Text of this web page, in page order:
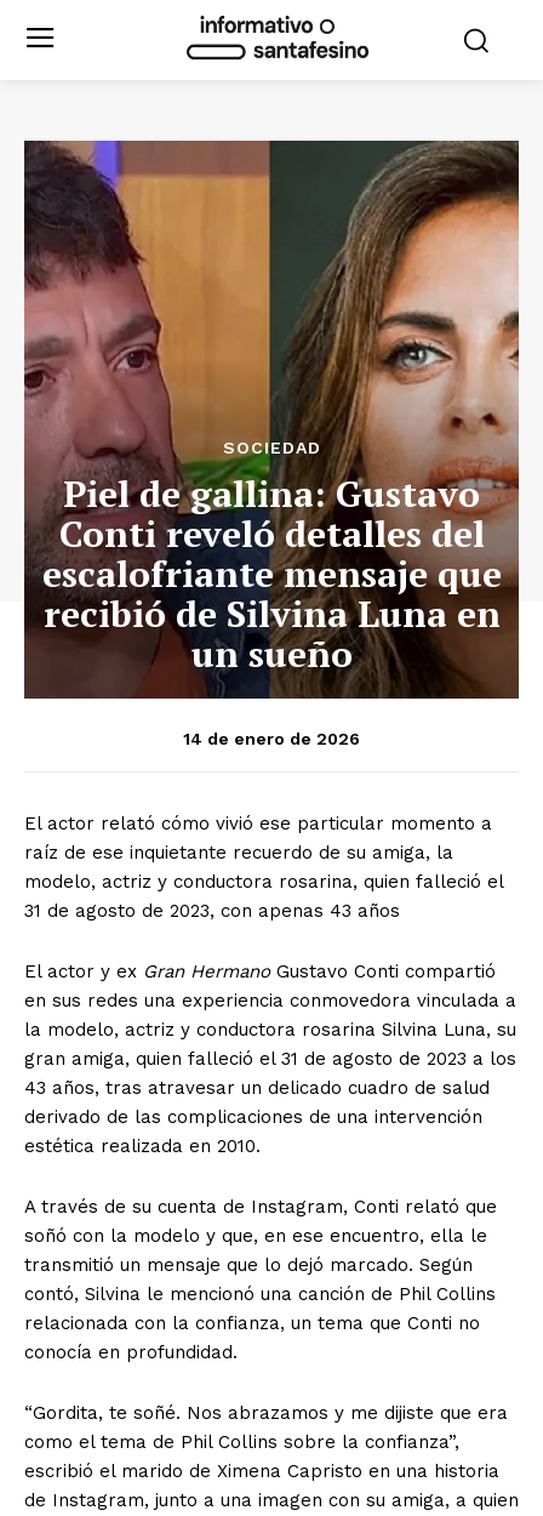
SOCIEDAD
Piel de gallina: Gustavo
Conti reveló detalles del
escalofriante mensaje que
recibió de Silvina Luna en
un sueño
14 de enero de 2026
El actor relató cómo vivió ese particular momento a
raíz de ese inquietante recuerdo de su amiga, la
modelo, actriz y conductora rosarina, quien falleció el
31 de agosto de 2023, con apenas 43 años
El actor y ex Gran HermanoGustavo Conti compartió
en sus redes una experiencia conmovedora vinculada a
la modelo, actriz y conductora rosarina Silvina Luna, su
gran amiga, quien falleció el 31 de agosto de 2023 a los
43 años, tras atravesar un delicado cuadro de salud
derivado de las complicaciones de una intervención
estética realizada en 2010.
A través de su cuenta de Instagram, Conti relató que
soñó con la modelo y que, en ese encuentro, ella le
transmitió un mensaje que lo dejó marcado. Según
contó, Silvina le mencionó una canción de Phil Collins
relacionada con la confianza, un tema que Conti no
conocía en profundidad.
“Gordita, te soñé. Nos abrazamos y me dijiste que era
como el tema de Phil Collins sobre la confianza”,
escribió el marido de Ximena Capristo en una historia
de Instagram, junto a una imagen con su amiga, a quien